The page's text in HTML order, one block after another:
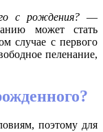
с рождения?—
может стать
случае с первого
пеленание,
поэтому для